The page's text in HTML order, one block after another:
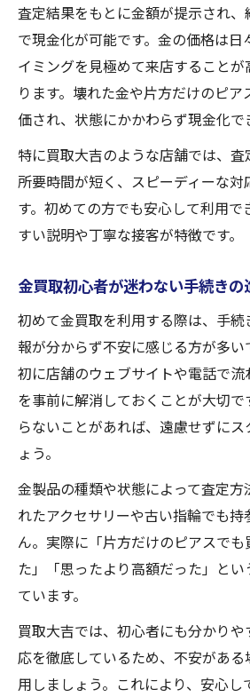
査定結果をもとに金額が提示され
で現金化が可能です。金の価格は日
イミングを見極めて来店すること
ります。壊れた金や片方だけのピ
価され、状態にかかわらず現金化で
特に買取大吉のような店舗では、
所要時間が短く、スピーディーな対
す。初めての方でも安心して利用で
すい説明や丁寧な接客が特徴です。
金買取初心者が迷わない手続きの
初めて金買取を利用する際は、手
報が分からず不安に感じる方が多い
初に店舗のウェブサイトや電話で
を事前に解消しておくことが大切
らないことがあれば、遠慮せずに
ょう。
金製品の種類や状態によって査定
れたアクセサリーや古い指輪でも
ん。実際に「片方だけのピアスでも
た」「思ったより高額だった」と
ています。
買取大吉では、初心者にも分かり
応を徹底しているため、不安があ
用しましょう。これにより、安心し